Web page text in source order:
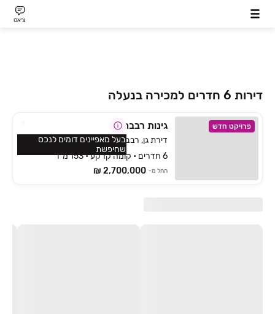
צ׳אט
דירות 6 חדרים למכירה בנעלה
פרויקט חדש גינות רבבה
דירת גן, רבבה, רבבה
6 חדרים • קומה קרקע • 153 מ״ר
החל מ- 2,700,000 ₪
בעל מאפיינים דומים לנכס
שחיפשת